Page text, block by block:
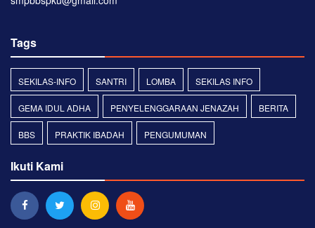
Tags
SEKILAS-INFO SANTRI LOMBA SEKILAS INFO
GEMA IDUL ADHA PENYELENGGARAAN JENAZAH BERITA
BBS PRAKTIK IBADAH PENGUMUMAN
Ikuti Kami